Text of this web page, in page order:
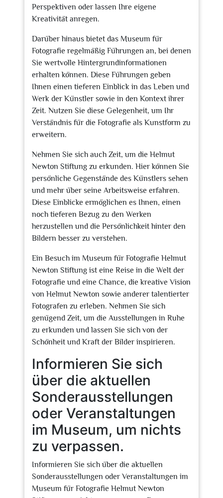
Perspektiven oder lassen Ihre eigene
Kreativität anregen.
Darüber hinaus bietet das Museum für
Fotografie regelmäßig Führungen an, bei denen
Sie wertvolle Hintergrundinformationen
erhalten können. Diese Führungen geben
Ihnen einen tieferen Einblick in das Leben und
Werk der Künstler sowie in den Kontext ihrer
Zeit. Nutzen Sie diese Gelegenheit, um Ihr
Verständnis für die Fotografie als Kunstform zu
erweitern.
Nehmen Sie sich auch Zeit, um die Helmut
Newton Stiftung zu erkunden. Hier können Sie
persönliche Gegenstände des Künstlers sehen
und mehr über seine Arbeitsweise erfahren.
Diese Einblicke ermöglichen es Ihnen, einen
noch tieferen Bezug zu den Werken
herzustellen und die Persönlichkeit hinter den
Bildern besser zu verstehen.
Ein Besuch im Museum für Fotografie Helmut
Newton Stiftung ist eine Reise in die Welt der
Fotografie und eine Chance, die kreative Vision
von Helmut Newton sowie anderer talentierter
Fotografen zu erleben. Nehmen Sie sich
genügend Zeit, um die Ausstellungen in Ruhe
zu erkunden und lassen Sie sich von der
Schönheit und Kraft der Bilder inspirieren.
Informieren Sie sich
über die aktuellen
Sonderausstellungen
oder Veranstaltungen
im Museum, um nichts
zu verpassen.
Informieren Sie sich über die aktuellen
Sonderausstellungen oder Veranstaltungen im
Museum für Fotografie Helmut Newton